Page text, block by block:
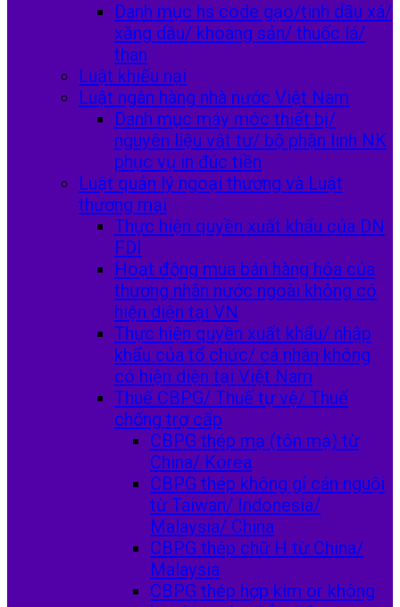
Danh mục hs code gạo/tinh dầu xá/
xăng dầu/ khoáng sản/ thuốc lá/
than
Luật khiếu nại
Luật ngân hàng nhà nước Việt Nam
Danh mục máy móc thiết bị/
nguyên liệu vật tư/ bộ phận linh NK
phục vụ in đúc tiền
Luật quản lý ngoại thương và Luật
thương mại
Thực hiện quyền xuất khẩu của DN
FDI
Hoạt động mua bán hàng hóa của
thương nhân nước ngoài không có
hiện diện tại VN
Thực hiện quyền xuất khẩu/ nhập
khẩu của tổ chức/ cá nhân không
có hiện diện tại Việt Nam
Thuế CBPG/ Thuế tự vệ/ Thuế
chống trợ cấp
CBPG thép mạ (tôn mạ) từ
China/ Korea
CBPG thép không gỉ cán nguội
từ Taiwan/ Indonesia/
Malaysia/ China
CBPG thép chữ H từ China/
Malaysia
CBPG thép hợp kim or không